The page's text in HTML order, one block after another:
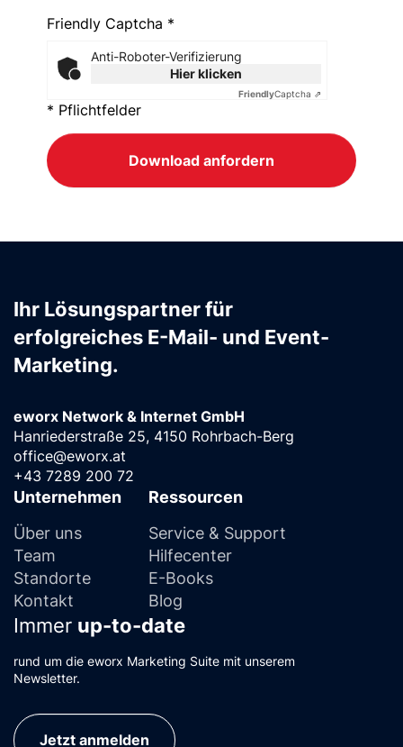
Friendly Captcha *
Anti-Roboter-Verifizierung
Hier klicken
FriendlyCaptcha ⇗
* Pflichtfelder
Download anfordern
Ihr Lösungspartner für
erfolgreiches E-Mail- und Event-
Marketing.
eworx Network & Internet GmbH
Hanriederstraße 25, 4150 Rohrbach-Berg
office@eworx.at
+43 7289 200 72
Unternehmen
Über uns
Team
Standorte
Kontakt
Ressourcen
Service & Support
Hilfecenter
E-Books
Blog
Immer up-to-date
rund um die eworx Marketing Suite mit unserem
Newsletter.
Jetzt anmelden